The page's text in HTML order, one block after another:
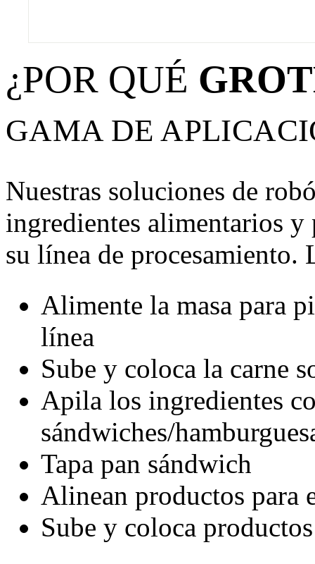
¿POR QUÉ
GAMA DE
Nuestras soluciones de
ingredientes alimentarios
su línea de
Alimente la masa para
línea
Sube y coloca la carne
Apila los ingredientes
sándwiches/
Tapa pan sándwich
Alinean productos para
Sube y coloca